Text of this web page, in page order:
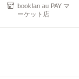
bookfan au PAY マ
ーケット店